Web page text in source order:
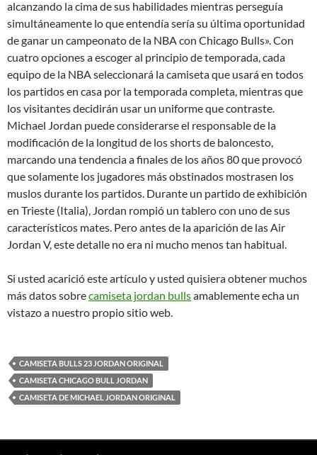
alcanzando la cima de sus habilidades mientras perseguía
simultáneamente lo que entendía sería su última oportunidad
de ganar un campeonato de la NBA con Chicago Bulls». Con
cuatro opciones a escoger al principio de temporada, cada
equipo de la NBA seleccionará la camiseta que usará en todos
los partidos en casa por la temporada completa, mientras que
los visitantes decidirán usar un uniforme que contraste.
Michael Jordan puede considerarse el responsable de la
modificación de la longitud de los shorts de baloncesto,
marcando una tendencia a finales de los años 80 que provocó
que solamente los jugadores más obstinados mostrasen los
muslos durante los partidos. Durante un partido de exhibición
en Trieste (Italia), Jordan rompió un tablero con uno de sus
característicos mates. Pero antes de la aparición de las Air
Jordan V, este detalle no era ni mucho menos tan habitual.
Si usted acarició este artículo y usted quisiera obtener muchos
más datos sobrecamiseta jordan bullsamablemente echa un
vistazo a nuestro propio sitio web.
CAMISETA BULLS 23 JORDAN ORIGINAL
CAMISETA CHICAGO BULL JORDAN
CAMISETA DE MICHAEL JORDAN ORIGINAL